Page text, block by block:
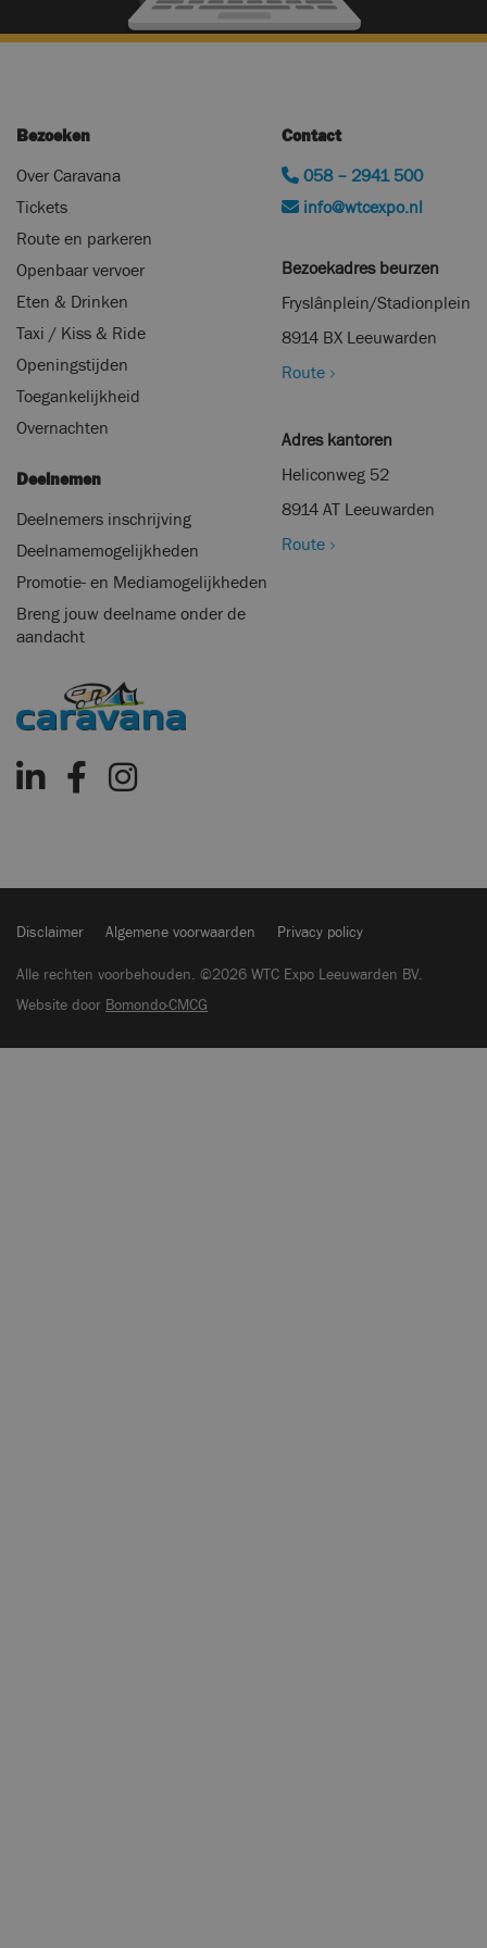
Bezoeken
Over Caravana
Tickets
Route en parkeren
Openbaar vervoer
Eten & Drinken
Taxi / Kiss & Ride
Openingstijden
Toegankelijkheid
Overnachten
Deelnemen
Deelnemers inschrijving
Deelnamemogelijkheden
Promotie- en Mediamogelijkheden
Breng jouw deelname onder de
aandacht
Contact
058 – 2941 500
info@wtcexpo.nl
Bezoekadres beurzen
Fryslânplein/Stadionplein
8914 BX Leeuwarden
Route
Adres kantoren
Heliconweg 52
8914 AT Leeuwarden
Route
Disclaimer Algemene voorwaarden Privacy policy
Alle rechten voorbehouden. ©2026 WTC Expo Leeuwarden BV.
Website door Bomondo·CMCG